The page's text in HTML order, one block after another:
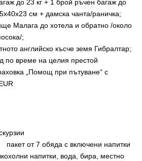
до 23 кг + 1 брой ръчен багаж до
см + дамска чанта/раничка;
Малага до хотела и обратно /около
;
английско късче земя Гибралтар;
по време на целия престой
„Помощ при пътуване“ с
пакет от 7 обяда с включени напитки
напитки, вода, бира, местно